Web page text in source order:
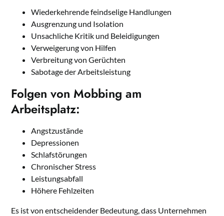
Wiederkehrende feindselige Handlungen
Ausgrenzung und Isolation
Unsachliche Kritik und Beleidigungen
Verweigerung von Hilfen
Verbreitung von Gerüchten
Sabotage der Arbeitsleistung
Folgen von Mobbing am
Arbeitsplatz:
Angstzustände
Depressionen
Schlafstörungen
Chronischer Stress
Leistungsabfall
Höhere Fehlzeiten
Es ist von entscheidender Bedeutung, dass Unternehmen